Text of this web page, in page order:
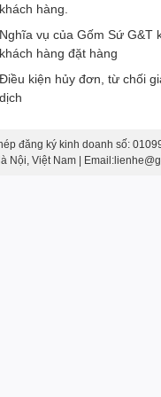
nên một thương hiệu
khách hàng.
Nghĩa vụ của Gốm Sứ G&T
khách hàng đặt hàng
Điều kiện hủy đơn, từ chối
dịch
đăng ký kinh doanh số:
Nội, Việt Nam |